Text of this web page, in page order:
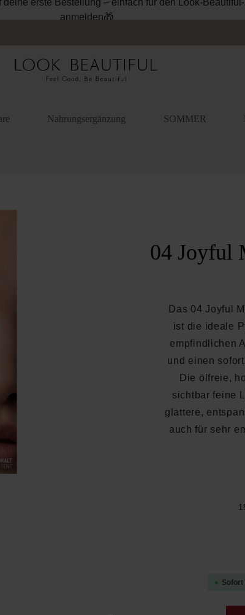
deine erste Bestellung – einfach für den Look-
anmelden🎁
Nahrungsergänzung SOMMER
04 Joyful
Das 04 Joyful
ist die ideale
empfindlichen
und einen
Die ölfreie,
sichtbar feine
glattere,
auch für sehr
Durchschnittliche Bewertung
Sofort